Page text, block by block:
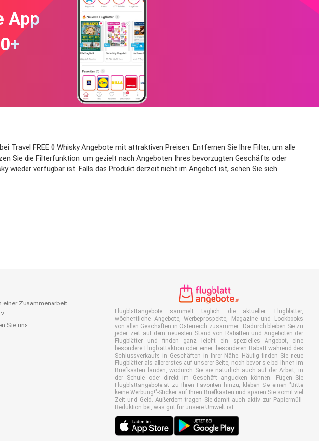
App
Travel FREE 0 Whisky Angebote mit attraktiven Preisen. Entfernen Sie Ihre Filter, um alle
Sie die Filterfunktion, um gezielt nach Angeboten Ihres bevorzugten Geschäfts oder
wieder verfügbar ist. Falls das Produkt derzeit nicht im Angebot ist, sehen Sie sich
einer Zusammenarbeit
Sie uns
Flugblattangebote sammelt täglich die aktuellen Flugblätter,
wöchentliche Angebote, Werbeprospekte, Magazine und Lookbooks
von allen Geschäften in Österreich zusammen. Dadurch bleiben Sie zu
jeder Zeit auf dem neuesten Stand von Rabatten und Angeboten der
Flugblätter und finden ganz leicht ein spezielles Angebot, eine
besondere Flugblattaktion oder einen besonderen Rabatt während des
Schlussverkaufs in Geschäften in Ihrer Nähe. Häufig finden Sie neue
Flugblätter als allererstes auf unserer Seite, noch bevor sie bei Ihnen im
Briefkasten landen, wodurch Sie sie natürlich auch auf der Arbeit, in
der Schule oder direkt im Geschäft angucken können. Fügen Sie
Flugblattangebote.at zu Ihren Favoriten hinzu, kleben Sie einen "Bitte
keine Werbung!"-Sticker auf Ihren Briefkasten und sparen Sie somit viel
Zeit und Geld. Außerdem tragen Sie damit auch aktiv zur Papiermüll-
Reduktion bei, was gut für unsere Umwelt ist.